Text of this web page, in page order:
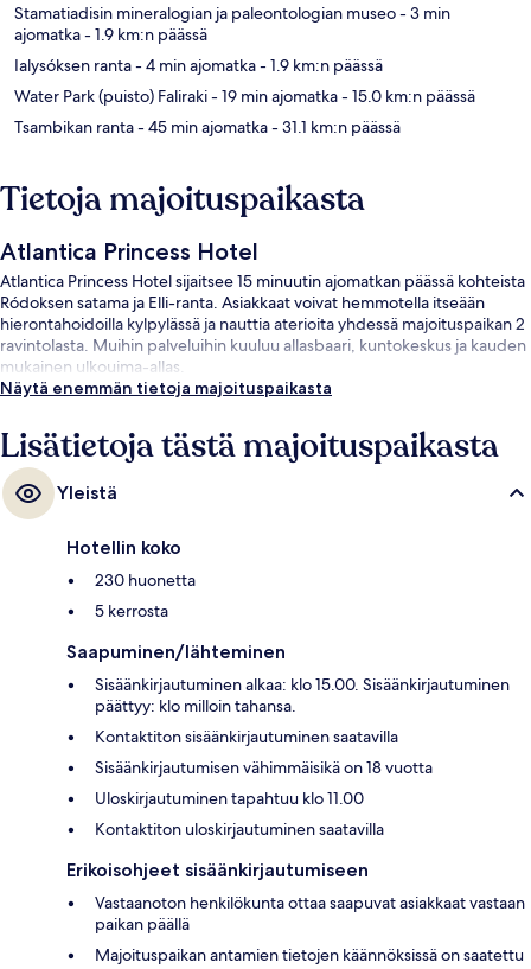
Stamatiadisin mineralogian ja paleontologian museo- 3 min
ajomatka- 1.9 km:n päässä
Ialysóksen ranta- 4 min ajomatka- 1.9 km:n päässä
Water Park (puisto) Faliraki- 19 min ajomatka- 15.0 km:n päässä
Tsambikan ranta- 45 min ajomatka- 31.1 km:n päässä
Tietoja majoituspaikasta
Atlantica Princess Hotel
Atlantica Princess Hotel sijaitsee 15 minuutin ajomatkan päässä kohteista
Ródoksen satama ja Elli-ranta. Asiakkaat voivat hemmotella itseään
hierontahoidoilla kylpylässä ja nauttia aterioita yhdessä majoituspaikan 2
ravintolasta. Muihin palveluihin kuuluu allasbaari, kuntokeskus ja kauden
mukainen ulkouima-allas.
Näytä enemmän tietoja majoituspaikasta
Lisätietoja tästä majoituspaikasta
Yleistä
Hotellin koko
230 huonetta
5 kerrosta
Saapuminen/lähteminen
Sisäänkirjautuminen alkaa: klo 15.00. Sisäänkirjautuminen
päättyy: klo milloin tahansa.
Kontaktiton sisäänkirjautuminen saatavilla
Sisäänkirjautumisen vähimmäisikä on 18 vuotta
Uloskirjautuminen tapahtuu klo 11.00
Kontaktiton uloskirjautuminen saatavilla
Erikoisohjeet sisäänkirjautumiseen
Vastaanoton henkilökunta ottaa saapuvat asiakkaat vastaan
paikan päällä
Majoituspaikan antamien tietojen käännöksissä on saatettu